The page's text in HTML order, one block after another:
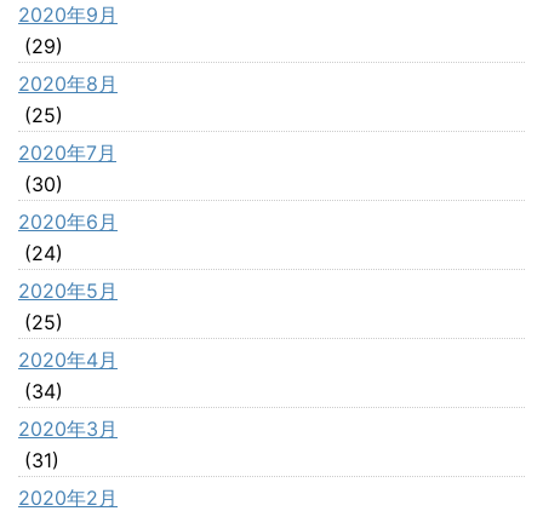
2020年9月
(29)
2020年8月
(25)
2020年7月
(30)
2020年6月
(24)
2020年5月
(25)
2020年4月
(34)
2020年3月
(31)
2020年2月